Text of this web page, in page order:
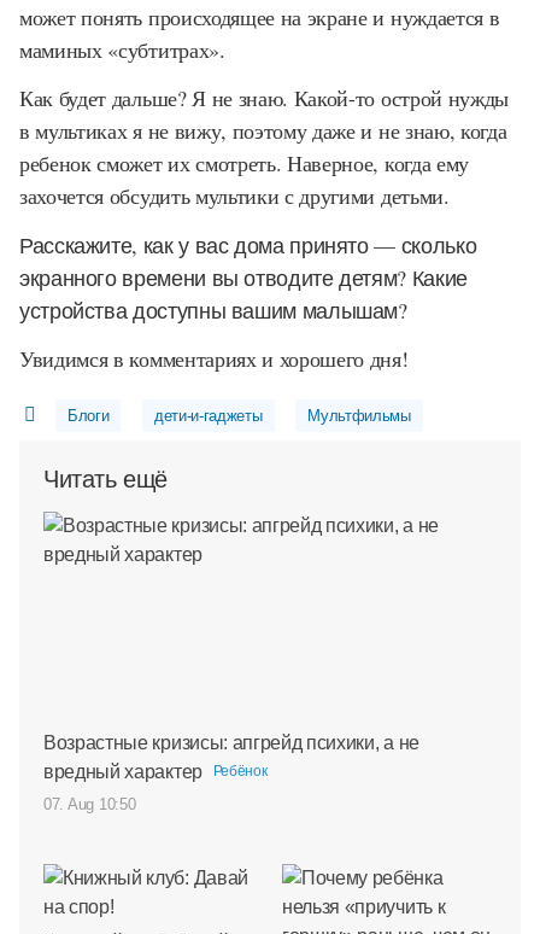
может понять происходящее на экране и нуждается в
маминых «субтитрах».
Как будет дальше? Я не знаю. Какой-то острой нужды
в мультиках я не вижу, поэтому даже и не знаю, когда
ребенок сможет их смотреть. Наверное, когда ему
захочется обсудить мультики с другими детьми.
Расскажите, как у вас дома принято — сколько
экранного времени вы отводите детям? Какие
устройства доступны вашим малышам?
Увидимся в комментариях и хорошего дня!
Блоги дети-и-гаджеты Мультфильмы
Читать ещё
Возрастные кризисы: апгрейд психики, а не
вредный характер
Ребёнок
07. Aug 10:50